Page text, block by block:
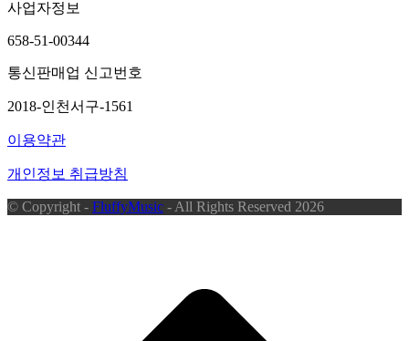
사업자정보
658-51-00344
통신판매업 신고번호
2018-인천서구-1561
이용약관
개인정보 취급방침
© Copyright - FluffyMusic - All Rights Reserved 2026